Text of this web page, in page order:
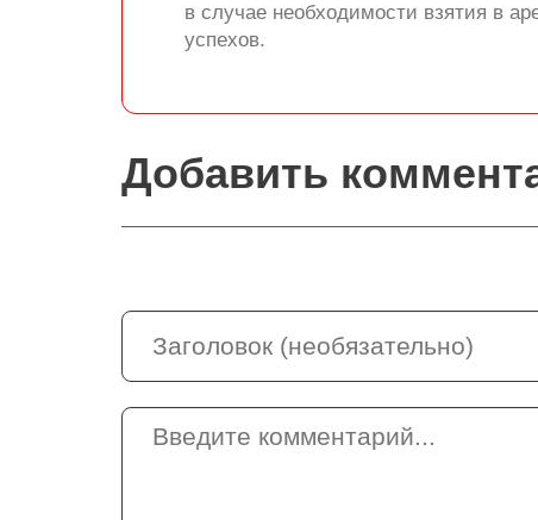
в случае необходимости взятия в
успехов.
Добавить